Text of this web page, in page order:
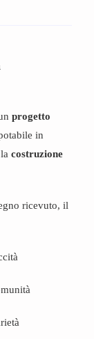
progetto
in
lacostruzione
ricevuto, il